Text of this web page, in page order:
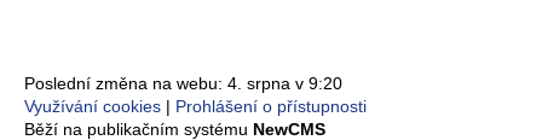
Poslední změna na webu: 4. srpna v 9:20
Využívání cookies
Prohlášení o přístupnosti
Běží na publikačním systému NewCMS